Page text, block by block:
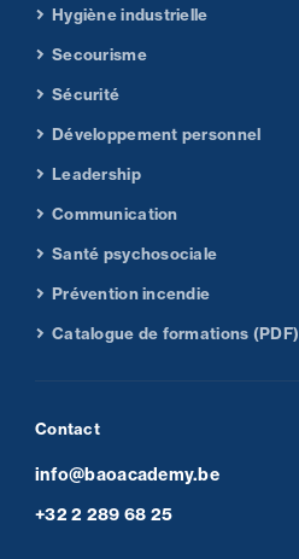
Hygiène industrielle
Secourisme
Sécurité
Développement personnel
Leadership
Communication
Santé psychosociale
Prévention incendie
Catalogue de formations (PDF)
Contact
info@baoacademy.be
+32 2 289 68 25